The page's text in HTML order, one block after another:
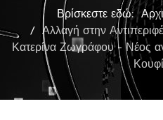
Βρίσκεστε εδώ:
Αλλαγή στην
Κατερίνα Ζωγράφου - Νέος